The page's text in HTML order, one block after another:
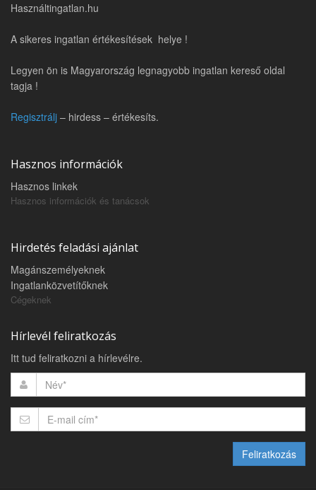
Használtingatlan.hu
A sikeres ingatlan értékesítések helye !
Legyen ön is Magyarország legnagyobb ingatlan kereső oldal
tagja !
Regisztrálj – hirdess – értékesíts.
Hasznos információk
Hasznos linkek
Hasznos információk és tanácsok
Hirdetés feladási ajánlat
Magánszemélyeknek
Ingatlanközvetítőknek
Cégeknek
Hírlevél feliratkozás
Itt tud feliratkozni a hírlevélre.
Feliratkozás